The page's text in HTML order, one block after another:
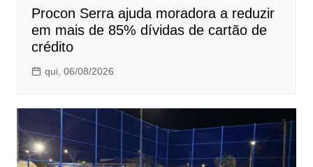
Procon Serra ajuda moradora a reduzir
em mais de 85% dívidas de cartão de
crédito
qui, 06/08/2026